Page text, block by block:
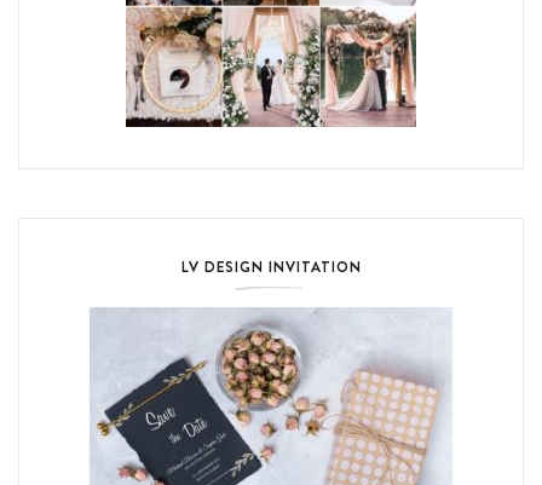
LV DESIGN INVITATION